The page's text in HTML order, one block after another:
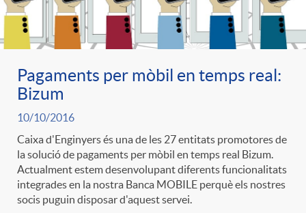
Pagaments per mòbil en temps real:
Bizum
10/10/2016
Caixa d'Enginyers és una de les 27 entitats promotores de
la solució de pagaments per mòbil en temps real Bizum.
Actualment estem desenvolupant diferents funcionalitats
integrades en la nostra Banca MOBILE perquè els nostres
socis puguin disposar d'aquest servei.